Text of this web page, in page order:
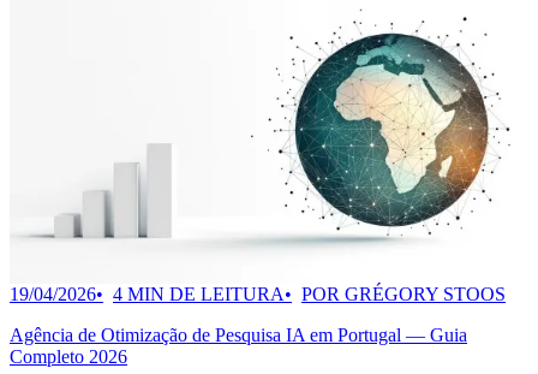
19/04/2026 4 MIN DE LEITURA
POR GRÉGORY STOOS
Agência de Otimização de Pesquisa IA em Portugal — Guia
Completo 2026